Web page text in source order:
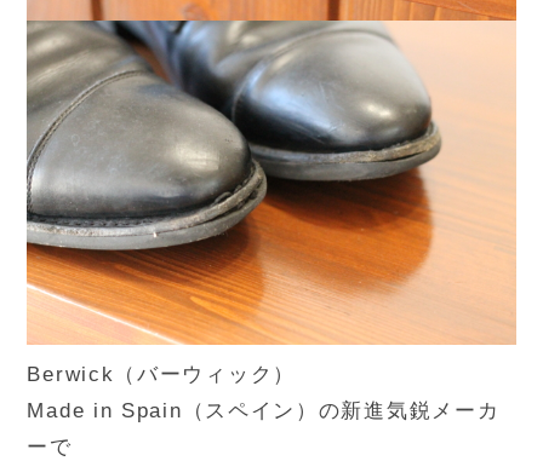
Berwick（バーウィック）
Made in Spain（スペイン）の新進気鋭メーカ
ーで